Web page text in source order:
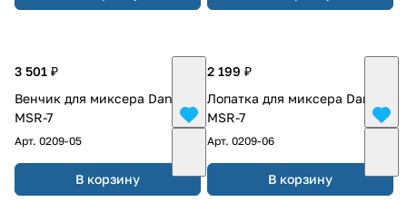
3 501 ₽
Венчик для миксера Danler
MSR-7
Арт. 0209-05
В корзину
2 199 ₽
Лопатка для миксера Danler
MSR-7
Арт. 0209-06
В корзину